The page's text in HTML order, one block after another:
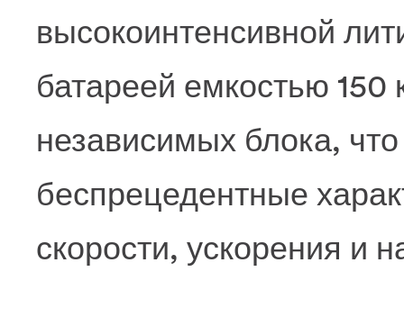
высокоинтенсивной
батареей емкостью 150
независимых блока,
беспрецедентные
скорости, ускорения и